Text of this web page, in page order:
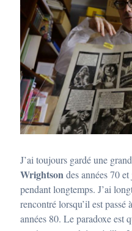
J’ai toujours gardé une
Wrightsondes années 70
pendant longtemps. J’ai
rencontré lorsqu’il est
années 80. Le paradoxe est